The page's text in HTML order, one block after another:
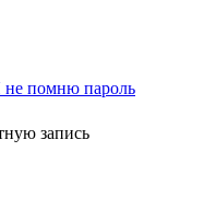
не помню пароль
запись